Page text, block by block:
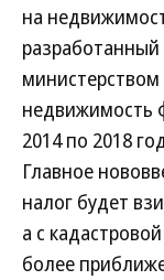
на
министерством
недвижимость
2014 по 2018
Главное
налог будет
а с
более